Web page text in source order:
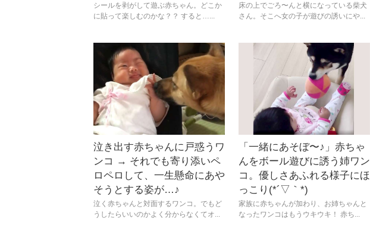
シールを剥がして遊ぶ赤ちゃん。どこか
に貼って楽しむのかな？？ すると…...
床の上でごろ〜んと横になっている柴犬
さん。そこへ女の子が遊びの誘いにや...
泣き出す赤ちゃんに戸惑うワ
ンコ → それでも寄り添いペ
ロペロして、一生懸命にあや
そうとする姿が…♪
泣く赤ちゃんと対面するワンコ。でもど
うしたらいいのかよく分からなくてオ...
「一緒にあそぼ〜♪」赤ちゃ
んをボール遊びに誘う姉ワン
コ。優しさあふれる様子にほ
っこり(*´▽｀*)
家族に赤ちゃんが加わり、お姉ちゃんと
なったワンコはもうウキウキ！ 赤ち...